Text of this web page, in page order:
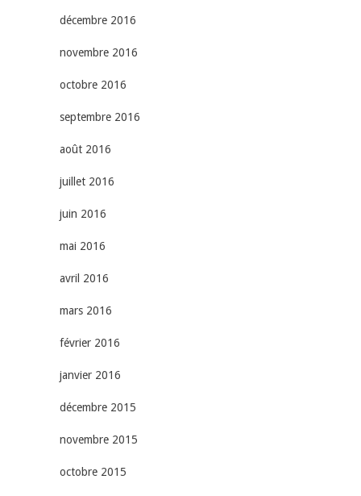
décembre 2016
novembre 2016
octobre 2016
septembre 2016
août 2016
juillet 2016
juin 2016
mai 2016
avril 2016
mars 2016
février 2016
janvier 2016
décembre 2015
novembre 2015
octobre 2015